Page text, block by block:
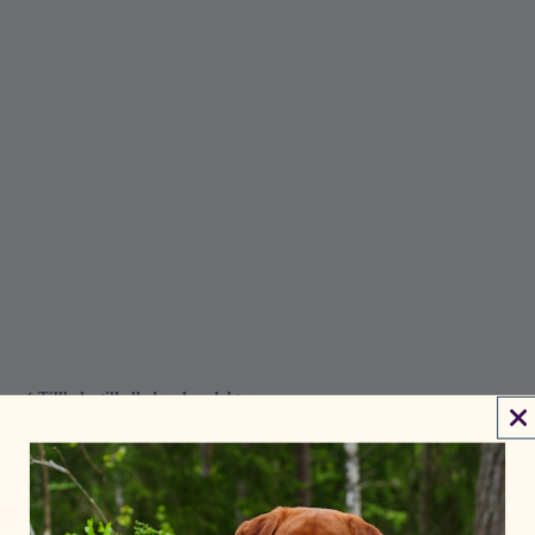
Tillbaka till alla hundprodukter
★★★★★Utmärkt· 4,7 av 5 på Trustpilot
BUG BISCUIT - HUNDKEX